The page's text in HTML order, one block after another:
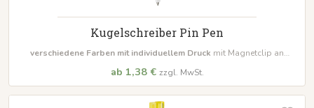
Kugelschreiber Pin Pen
verschiedene Farben mit individuellem Druck mit Magnetclip an
Mindestbestellmenge 500 Stück
ab 1,38 € zzgl. MwSt.